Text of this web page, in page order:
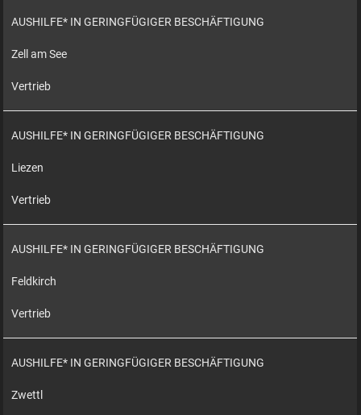
AUSHILFE* IN GERINGFÜGIGER BESCHÄFTIGUNG
Zell am See
Vertrieb
AUSHILFE* IN GERINGFÜGIGER BESCHÄFTIGUNG
Liezen
Vertrieb
AUSHILFE* IN GERINGFÜGIGER BESCHÄFTIGUNG
Feldkirch
Vertrieb
AUSHILFE* IN GERINGFÜGIGER BESCHÄFTIGUNG
Zwettl